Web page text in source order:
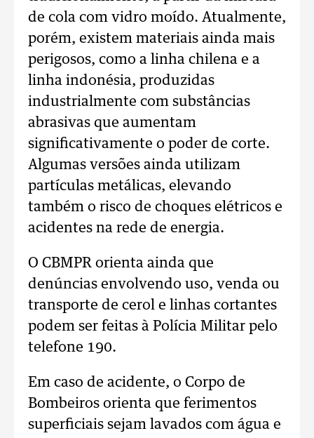
de cola com vidro moído. Atualmente,
porém, existem materiais ainda mais
perigosos, como a linha chilena e a
linha indonésia, produzidas
industrialmente com substâncias
abrasivas que aumentam
significativamente o poder de corte.
Algumas versões ainda utilizam
partículas metálicas, elevando
também o risco de choques elétricos e
acidentes na rede de energia.
O CBMPR orienta ainda que
denúncias envolvendo uso, venda ou
transporte de cerol e linhas cortantes
podem ser feitas à Polícia Militar pelo
telefone 190.
Em caso de acidente, o Corpo de
Bombeiros orienta que ferimentos
superficiais sejam lavados com água e